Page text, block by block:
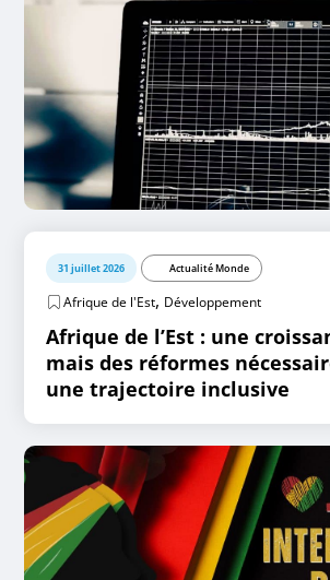
31 juillet 2026 Actualité Monde
Afrique de l'Est, Développement
Afrique de l’Est : une
mais des réformes
une trajectoire inclusive